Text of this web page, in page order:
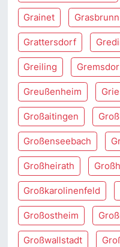
Grainet Grasbrunn
Grattersdorf
Greiling
Greußenheim
Großaitingen
Großenseebach
Großheirath
Großkarolinenfeld
Großostheim
Großwallstadt